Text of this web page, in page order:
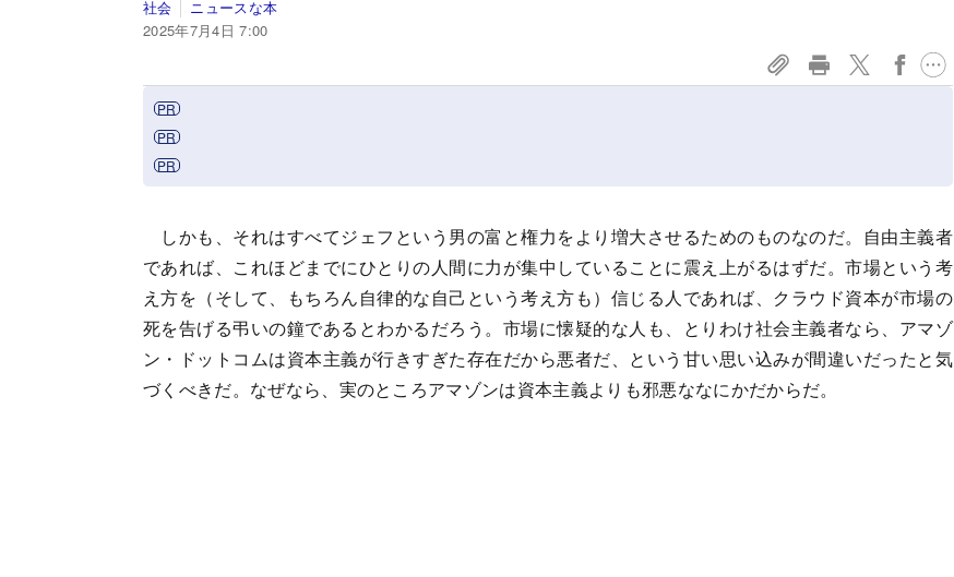
社会
ニュースな本
2025年7月4日 7:00
しかも、それはすべてジェフという男の富と権力をより増大させるためのものなのだ。自由主義者
であれば、これほどまでにひとりの人間に力が集中していることに震え上がるはずだ。市場という考
え方を（そして、もちろん自律的な自己という考え方も）信じる人であれば、クラウド資本が市場の
死を告げる弔いの鐘であるとわかるだろう。市場に懐疑的な人も、とりわけ社会主義者なら、アマゾ
ン・ドットコムは資本主義が行きすぎた存在だから悪者だ、という甘い思い込みが間違いだったと気
づくべきだ。なぜなら、実のところアマゾンは資本主義よりも邪悪ななにかだからだ。